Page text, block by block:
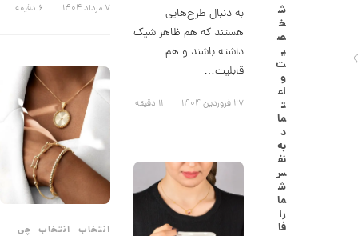
۷ مرداد ۱۴۰۴ 6 دقیقه
به دنبال طرح‌هایی
هستند که هم ظاهر شیک
داشته باشند و هم
قابلیت…
۲۷ فروردین ۱۴۰۴ 11 دقیقه
انتخاب
انتخاب چی
ش
خ
ص
ی
ت
و
اع
ت
ما
د
به
نف
س
ش
ما
را
فا
ز
ک
ا
ک
ش
ن
م
ی
ن
ی
م
ا
ل
ط
ر